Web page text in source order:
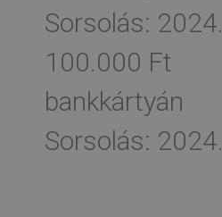
Sorsolás: 2024.
100.000 Ft
bankkártyán
Sorsolás: 2024.